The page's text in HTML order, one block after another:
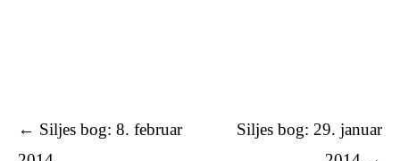
Tekster
Siljes bog: 29. januar
← Siljes bog: 8. februar